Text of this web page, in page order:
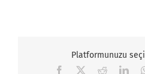
Platformunuzu
Facebook Reddit